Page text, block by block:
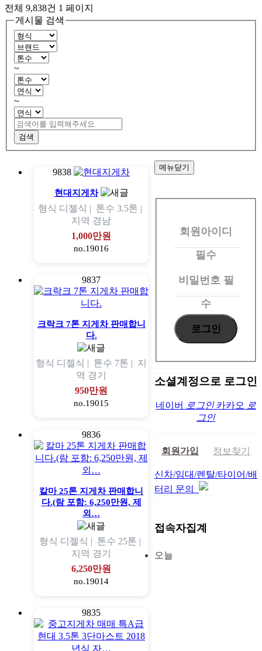
전체 9,838건 1 페이지
게시물 검색
~
~
검색
9838
현대지게차
형식 디젤식 | 톤수 3.5톤 |
지역 경남
1,000만원
no.19016
9837
크락크 7톤 지게차 판매합니
다.
형식 디젤식 | 톤수 7톤 | 지
역 경기
950만원
no.19015
9836
칼마 25톤 지게차 판매합니
다.(람 포함: 6,250만원, 제
외…
형식 디젤식 | 톤수 25톤 |
지역 경기
6,250만원
no.19014
9835
메뉴닫기
회
회원아이디
필수
비밀번호 필
수
소셜계정으로 로그인
네이버 로그인 카카오 로
그인
회원가입 정보찾기
신차/임대/렌탈/타이어/배
터리 문의
접속자집계
오늘